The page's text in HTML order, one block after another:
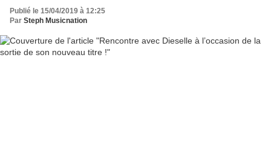
Publié le 15/04/2019 à 12:25
Par Steph Musicnation